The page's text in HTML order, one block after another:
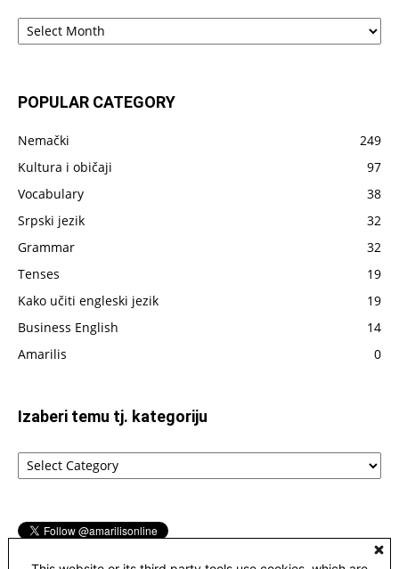
Vremeplov
do
napisano
POPULAR CATEGORY
Nemački
249
Kultura i običaji
97
Vocabulary
38
Srpski jezik
32
Grammar
32
Tenses
19
Kako učiti engleski jezik
19
Business English
14
Amarilis
0
Izaberi temu tj. kategoriju
Izaberi
temu